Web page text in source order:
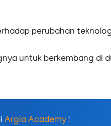
perubahan
untuk berkembang di
Argia Academy !